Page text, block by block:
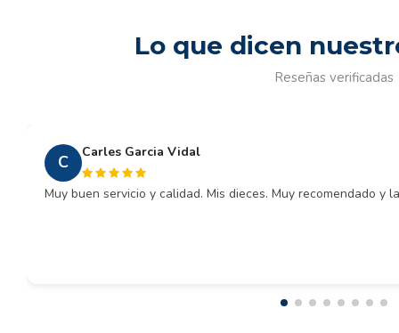
Lo que dicen
Reseñas verificadas
C Carles Garcia Vidal
Muy buen servicio y calidad. Mis dieces. Muy recomendado y